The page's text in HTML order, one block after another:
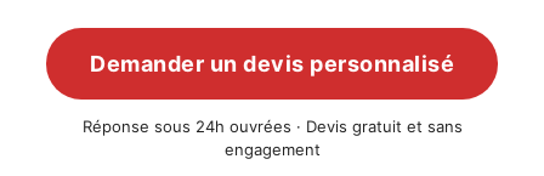
Demander un devis personnalisé
Réponse sous 24h ouvrées · Devis gratuit et sans
engagement